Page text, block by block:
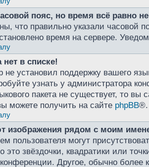
пояс, но время всё равно
что правильно указали часовой
время на сервере.
в списке!
не установил поддержку вашего
узнать у администратора
пакета не существует, то
можете получить на сайте phpBB®.
изображения рядом с моим
пользователя могут
это звёздочки, квадратики или
Другое, обычно более